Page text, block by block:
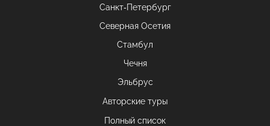
Санкт-Петербург
Северная Осетия
Стамбул
Чечня
Эльбрус
Авторские туры
Полный список